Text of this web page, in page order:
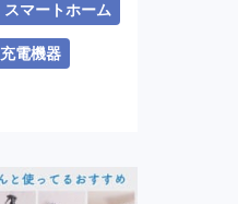
スマートホーム
充電機器